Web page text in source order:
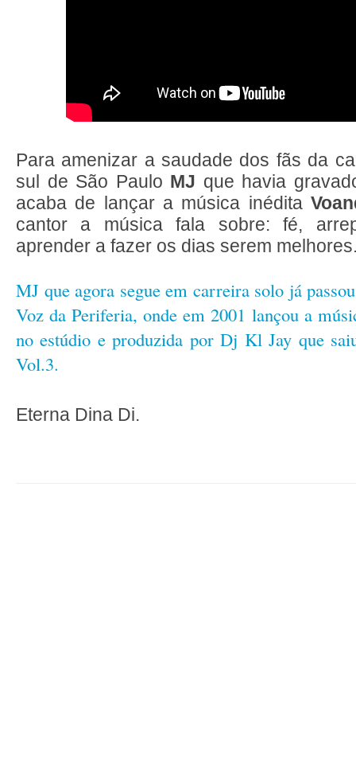
Para amenizar a saudade dos fãs da
sul de São Paulo MJ que havia
acaba de lançar a música inédita
cantor a música fala sobre: fé,
aprender a fazer os dias serem
MJ que agora segue em carreira solo já
Voz da Periferia, onde em 2001 lançou a
no estúdio e produzida por Dj Kl Jay que
Vol.3.
Eterna Dina Di.